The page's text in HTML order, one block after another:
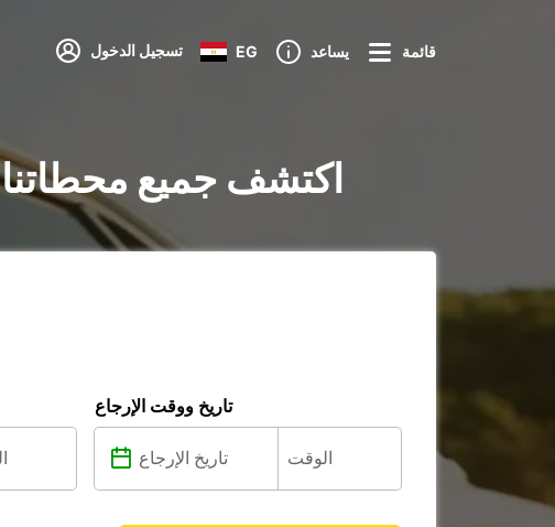
تسجيل الدخول EG يساعد قائمة
تأجير السيارات في Villefranche-sur-Saône : اكتشف جميع محطاتنا
تاريخ ووقت الإرجاع